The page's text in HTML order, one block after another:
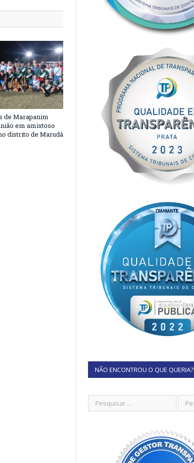
de Marapanim
em amistoso
distrito de Marudá
NÃO ENCONTROU O QUE QUERIA?